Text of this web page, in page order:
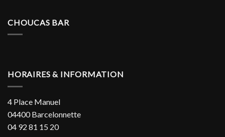
CHOUCAS BAR
HORAIRES & INFORMATION
4 Place Manuel
04400 Barcelonnette
04 92 81 15 20